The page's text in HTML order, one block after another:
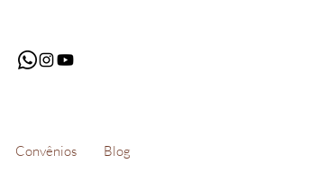
Convênios Blog